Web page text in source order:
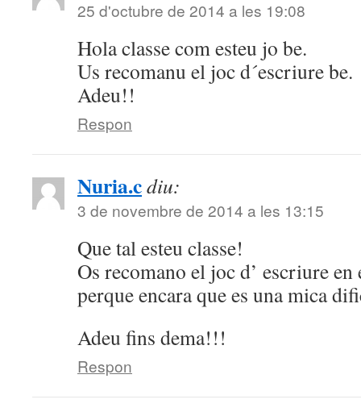
25 d'octubre de 2014 a les 19:08
Hola classe com esteu jo be.
Us recomanu el joc d´escriure be.
Adeu!!
Respon
Nuria.cdiu:
3 de novembre de 2014 a les 13:15
Que tal esteu classe!
Os recomano el joc d’ escriure en
perque encara que es una mica
Adeu fins dema!!!
Respon